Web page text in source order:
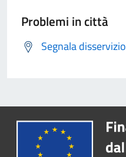
Problemi in città
Segnala disservizio